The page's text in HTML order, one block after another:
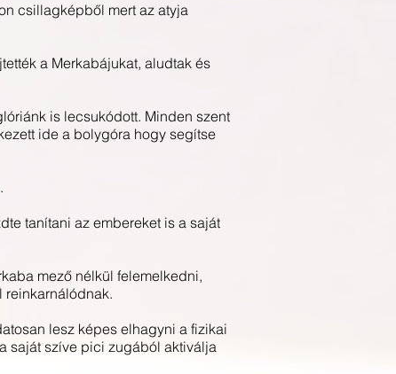
csillagképből mert az atyja
a Merkabájukat, aludtak és
is lecsukódott. Minden szent
ide a bolygóra hogy segítse
tanítani az embereket is a saját
mező nélkül felemelkedni,
reinkarnálódnak.
lesz képes elhagyni a fizikai
saját szíve pici zugából aktiválja